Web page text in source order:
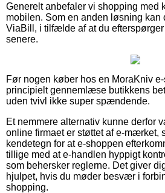
Generelt anbefaler vi shopping med
mobilen. Som en anden løsning kan
ViaBill, i tilfælde af at du
senere.
Før nogen køber hos en MoraKniv
principielt gennemlæse butikkens
uden tvivl ikke super spændende.
Et nemmere alternativ kunne derfor
online firmaet er støttet af e-mærket,
kendetegn for at e-shoppen
tillige med at e-handlen hyppigt
som behersker reglerne. Det giver
hjulpet, hvis du møder besvær i
shopping.